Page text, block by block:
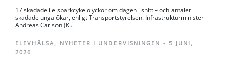
17 skadade i elsparkcykelolyckor om dagen i snitt – och antalet
skadade unga ökar, enligt Transportstyrelsen. Infrastrukturminister
Andreas Carlson (K...
ELEVHÄLSA , NYHETER I UNDERVISNINGEN - 5 JUNI,
2026